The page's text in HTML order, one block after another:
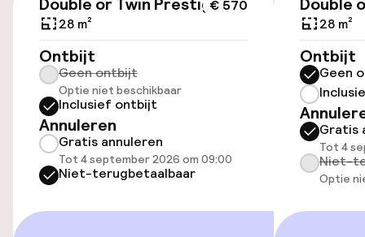
Entertainment
Gratis wifi
Beleid
Kleine huisdieren toegestaan (minder
dan de 5 kg)
€ 570
28 m²
Ontbijt
Geen ontbijt
Optie niet beschikbaar
Inclusief ontbijt
Annuleren
Gratis annuleren
Tot 4 september 2026 om 09:00
Niet-terugbetaalbaar
28 m²
Ontbijt
Geen
Gratis
Tot 4
Niet-
Optie